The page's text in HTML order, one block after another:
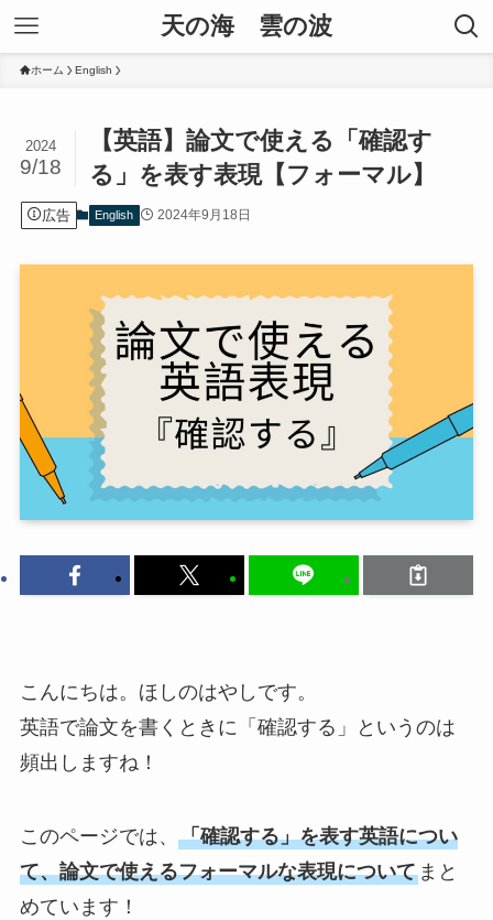
天の海 雲の波
ホーム English
【英語】論文で使える「確認す
る」を表す表現【フォーマル】
2024
9/18
広告 English 2024年9月18日
こんにちは。ほしのはやしです。
英語で論文を書くときに「確認する」というのは
頻出しますね！
このページでは、 「確認する」を表す英語につい
て、論文で使えるフォーマルな表現についてまと
めています！